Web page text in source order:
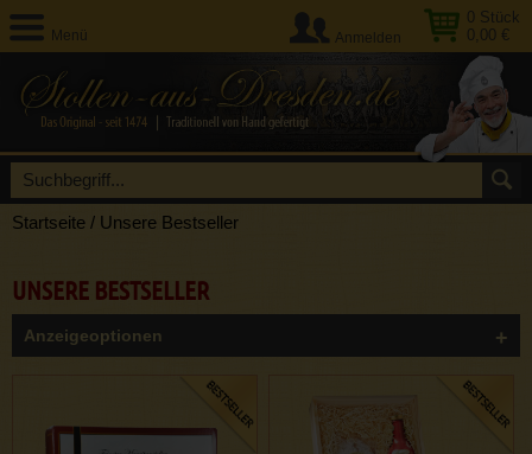
Menü
0 Stück
0,00 €
Anmelden
Startseite / Unsere Bestseller
UNSERE BESTSELLER
Anzeigeoptionen